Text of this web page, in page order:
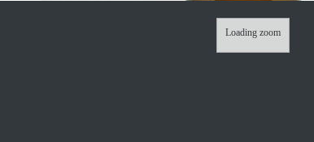
Loading zoom